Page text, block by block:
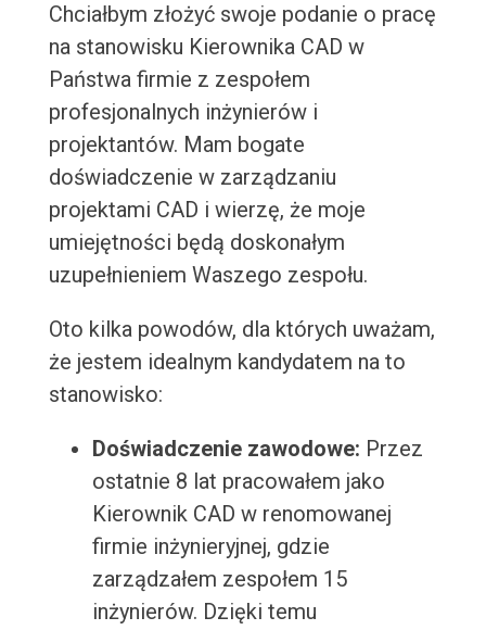
Chciałbym złożyć swoje podanie o pracę
na stanowisku Kierownika CAD w
Państwa firmie z zespołem
profesjonalnych inżynierów i
projektantów. Mam bogate
doświadczenie w zarządzaniu
projektami CAD i wierzę, że moje
umiejętności będą doskonałym
uzupełnieniem Waszego zespołu.
Oto kilka powodów, dla których uważam,
że jestem idealnym kandydatem na to
stanowisko:
Doświadczenie zawodowe: Przez
ostatnie 8 lat pracowałem jako
Kierownik CAD w renomowanej
firmie inżynieryjnej, gdzie
zarządzałem zespołem 15
inżynierów. Dzięki temu